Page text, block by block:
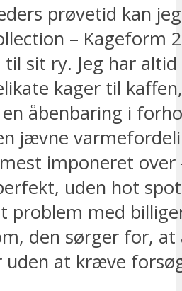
prøvetid kan
– Kageform
til sit ry. Jeg har
kager til
åbenbaring i
jævne
imponeret over
uden hot
problem med
den sørger for,
at kræve